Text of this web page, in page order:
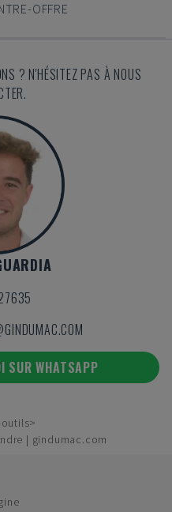
OFFRE
? N'HÉSITEZ PAS À NOUS
SUR WHATSAPP
| gindumac.com